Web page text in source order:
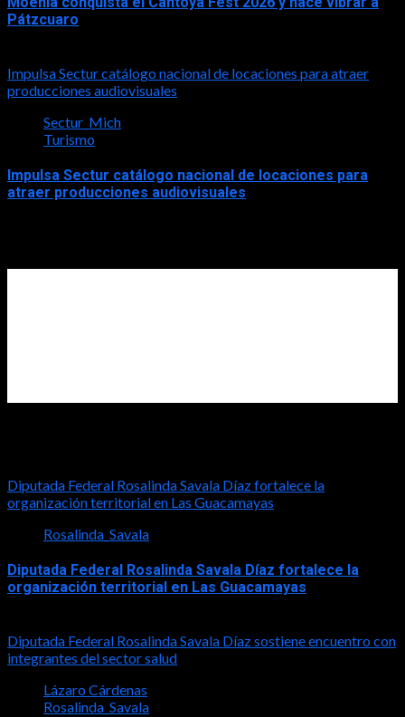
Pátzcuaro
Impulsa Sectur catálogo nacional de locaciones para atraer
producciones audiovisuales
Sectur_Mich
Turismo
Impulsa Sectur catálogo nacional de locaciones para
atraer producciones audiovisuales
Diputada Federal Rosalinda Savala Díaz fortalece la
organización territorial en Las Guacamayas
Rosalinda_Savala
Diputada Federal Rosalinda Savala Díaz fortalece la
organización territorial en Las Guacamayas
Diputada Federal Rosalinda Savala Díaz sostiene encuentro con
integrantes del sector salud
Lázaro Cárdenas
Rosalinda_Savala